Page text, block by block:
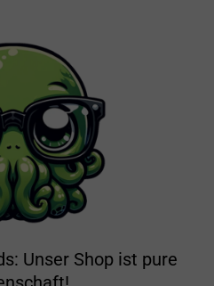
Unser Shop ist pure